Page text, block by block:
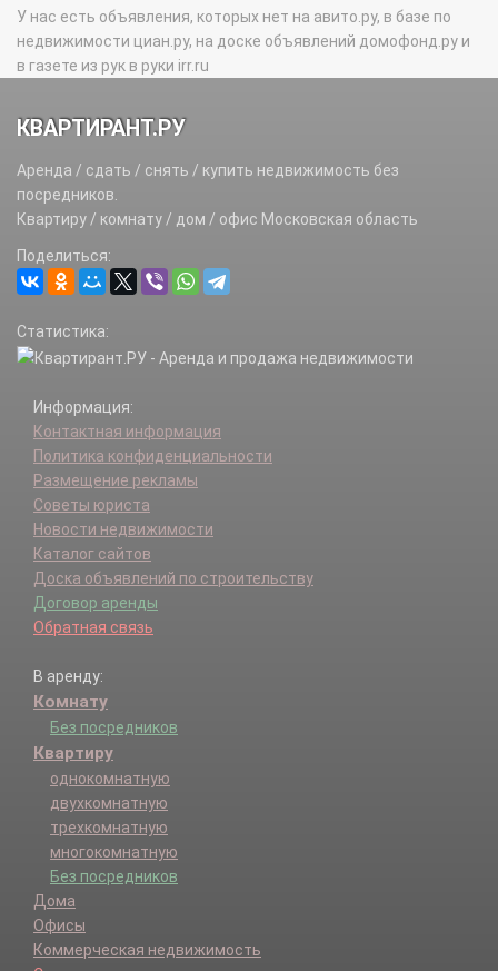
У нас есть объявления, которых нет на авито.ру, в базе по
недвижимости циан.ру, на доске объявлений домофонд.ру и
в газете из рук в руки irr.ru
КВАРТИРАНТ.РУ
Аренда / сдать / снять / купить недвижимость без
посредников.
Квартиру / комнату / дом / офис Московская область
Поделиться:
Статистика:
Информация:
Контактная информация
Политика конфиденциальности
Размещение рекламы
Советы юриста
Новости недвижимости
Каталог сайтов
Доска объявлений по строительству
Договор аренды
Обратная связь
В аренду:
Комнату
Без посредников
Квартиру
однокомнатную
двухкомнатную
трехкомнатную
многокомнатную
Без посредников
Дома
Офисы
Коммерческая недвижимость